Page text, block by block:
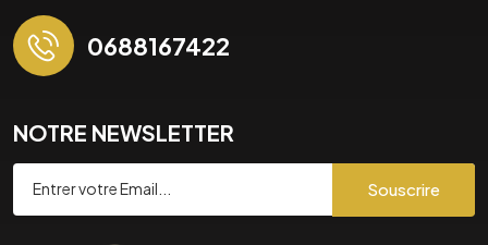
0688167422
NOTRE NEWSLETTER
Souscrire